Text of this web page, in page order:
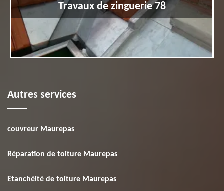
Travaux de zinguerie 78
Autres services
couvreur Maurepas
Réparation de toiture Maurepas
Etanchéité de toiture Maurepas